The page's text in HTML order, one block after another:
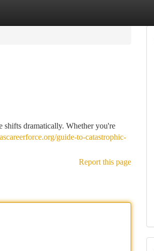
dramatically. Whether you're
guide-to-catastrophic-
Report this page